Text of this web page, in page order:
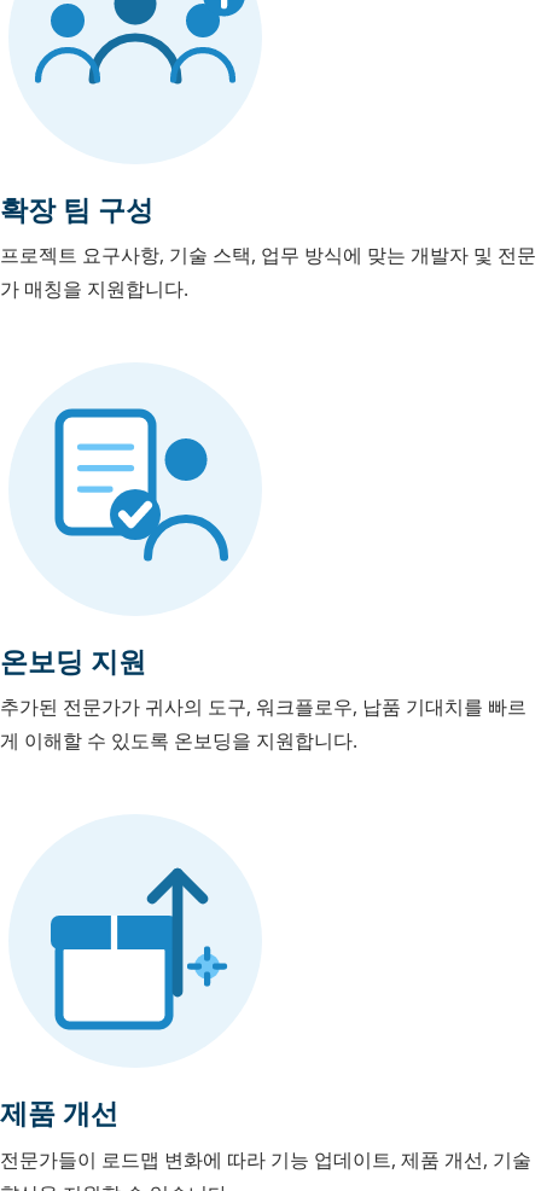
확장 팀 구성
프로젝트 요구사항, 기술 스택, 업무 방식에 맞는 개발자 및 전문
가 매칭을 지원합니다.
온보딩 지원
추가된 전문가가 귀사의 도구, 워크플로우, 납품 기대치를 빠르
게 이해할 수 있도록 온보딩을 지원합니다.
제품 개선
전문가들이 로드맵 변화에 따라 기능 업데이트, 제품 개선, 기술